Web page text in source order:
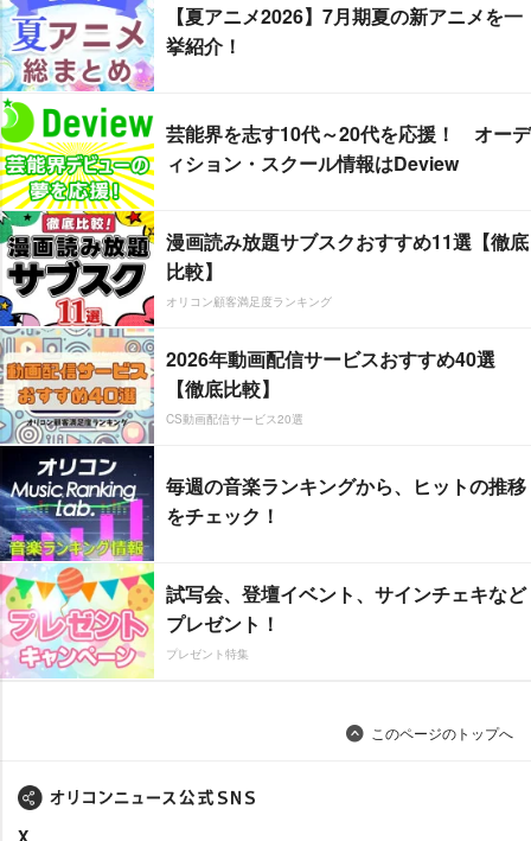
【夏アニメ2026】7月期夏の新アニメを一
挙紹介！
芸能界を志す10代～20代を応援！ オーデ
ィション・スクール情報はDeview
漫画読み放題サブスクおすすめ11選【徹底
比較】
オリコン顧客満足度ランキング
2026年動画配信サービスおすすめ40選
【徹底比較】
CS動画配信サービス20選
毎週の音楽ランキングから、ヒットの推移
をチェック！
試写会、登壇イベント、サインチェキなど
プレゼント！
プレゼント特集
このページのトップへ
X